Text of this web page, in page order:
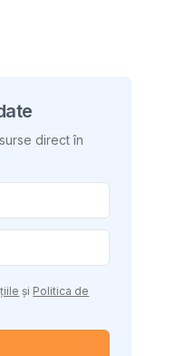
direct în
și Politica de